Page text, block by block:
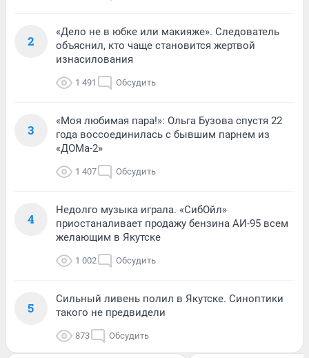
2
«Дело не в юбке или макияже». Следователь
объяснил, кто чаще становится жертвой
изнасилования
1 491 Обсудить
3
«Моя любимая пара!»: Ольга Бузова спустя 22
года воссоединилась с бывшим парнем из
«ДОМа-2»
1 407 Обсудить
4
Недолго музыка играла. «СибОйл»
приостаналивает продажу бензина АИ-95 всем
желающим в Якутске
1 002 Обсудить
5
Сильный ливень полил в Якутске. Синоптики
такого не предвидели
873 Обсудить